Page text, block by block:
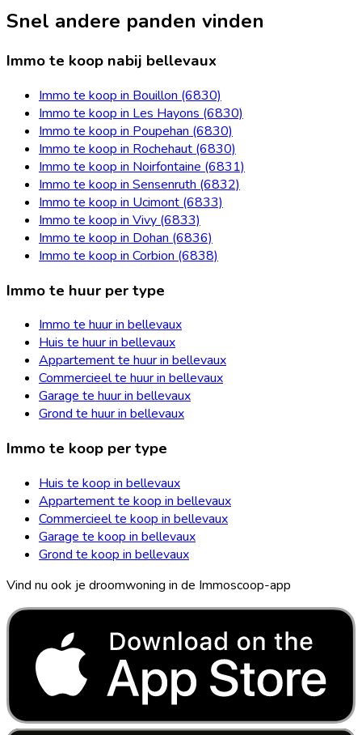
Snel andere panden vinden
Immo te koop nabij bellevaux
Immo te koop in Bouillon (6830)
Immo te koop in Les Hayons (6830)
Immo te koop in Poupehan (6830)
Immo te koop in Rochehaut (6830)
Immo te koop in Noirfontaine (6831)
Immo te koop in Sensenruth (6832)
Immo te koop in Ucimont (6833)
Immo te koop in Vivy (6833)
Immo te koop in Dohan (6836)
Immo te koop in Corbion (6838)
Immo te huur per type
Immo te huur in bellevaux
Huis te huur in bellevaux
Appartement te huur in bellevaux
Commercieel te huur in bellevaux
Garage te huur in bellevaux
Grond te huur in bellevaux
Immo te koop per type
Huis te koop in bellevaux
Appartement te koop in bellevaux
Commercieel te koop in bellevaux
Garage te koop in bellevaux
Grond te koop in bellevaux
Vind nu ook je droomwoning in de Immoscoop-app